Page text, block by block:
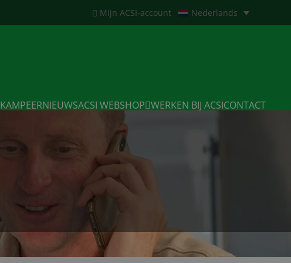
Mijn ACSI-account Nederlands
KAMPEERNIEUWSACSI WEBSHOP WERKEN BIJ ACSICONTACT